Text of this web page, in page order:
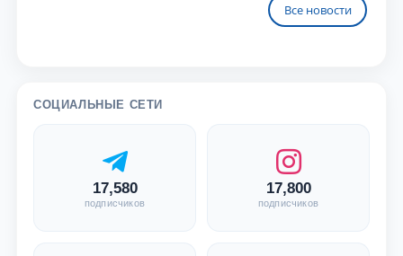
Все новости
СОЦИАЛЬНЫЕ СЕТИ
17,580
подписчиков
17,800
подписчиков